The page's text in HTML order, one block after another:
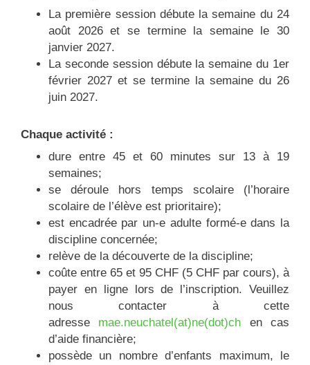
La première session débute la semaine du 24
août 2026 et se termine la semaine le 30
janvier 2027.
La seconde session débute la semaine du 1er
février 2027 et se termine la semaine du 26
juin 2027.
Chaque activité :
dure entre 45 et 60 minutes sur 13 à 19
semaines;
se déroule hors temps scolaire (l’horaire
scolaire de l’élève est prioritaire);
est encadrée par un-e adulte formé-e dans la
discipline concernée;
relève de la découverte de la discipline;
coûte entre 65 et 95 CHF (5 CHF par cours), à
payer en ligne lors de l’inscription. Veuillez
nous contacter à cette
adresse mae.neuchatel(at)ne(dot)ch en cas
d’aide financière;
possède un nombre d’enfants maximum, le